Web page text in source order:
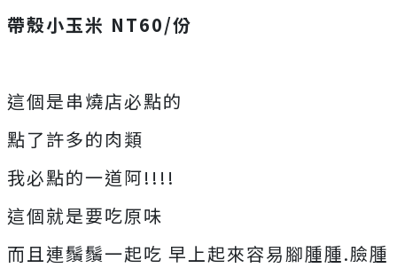
帶殼小玉米 NT60/份
這個是串燒店必點的
點了許多的肉類
我必點的一道阿!!!!
這個就是要吃原味
而且連鬚鬚一起吃 早上起來容易腳腫腫.臉腫